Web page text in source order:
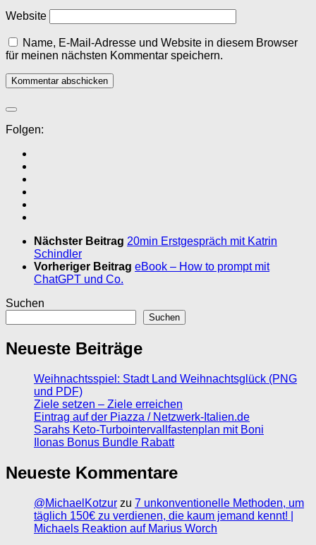
Website
Name, E-Mail-Adresse und Website in diesem Browser
für meinen nächsten Kommentar speichern.
Folgen:
Nächster Beitrag 20min Erstgespräch mit Katrin
Schindler
Vorheriger Beitrag eBook – How to prompt mit
ChatGPT und Co.
Suchen
Suchen
Neueste Beiträge
Weihnachtsspiel: Stadt Land Weihnachtsglück (PNG
und PDF)
Ziele setzen – Ziele erreichen
Eintrag auf der Piazza / Netzwerk-Italien.de
Sarahs Keto-Turbointervallfastenplan mit Boni
Ilonas Bonus Bundle Rabatt
Neueste Kommentare
@MichaelKotzur zu 7 unkonventionelle Methoden, um
täglich 150€ zu verdienen, die kaum jemand kennt! |
Michaels Reaktion auf Marius Worch